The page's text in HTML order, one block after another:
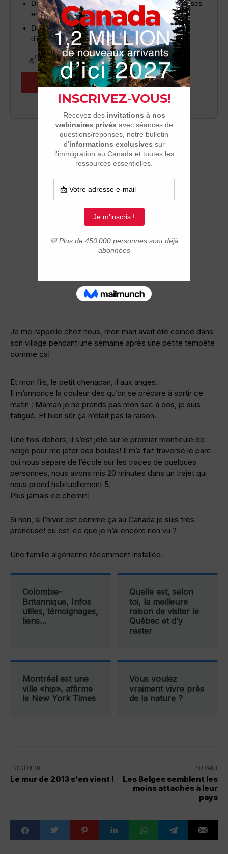
Des invitations à nos webinaires (questions/réponses
en direct)
Des outils pratiques pour réussir votre projet
d’installation
Je me rappelle chez nous, mon mari avait été coincé dans
son village pendant une semaine après une petite tempête
comme ça!
Et mon fils, le petit chenapan, il aux anges.
Il m’annonce la couleur dès qu’on se prépare à sortir ce
matin : Maman je ne prends pas mon sac à dos, je suis
fatigué. Et bien sûr ça n’était pas la raison.
Une fois dehors, il s’est jeté sur le premier monticule de
neige pour me jeter des boules! Il m’a fait traversé le parc
qui nous sépare de l’école sur les traces de quelques
personnes, nous avons mis 20 minutes dans un trajet qui
nous prend habituellement 5.
Plus jamais ce chemin!
Si non, si l’hiver est comme ça au Canada je suis très
preneuse! ou est-ce que je n’ai encore rien vu ?
Une famille algérienne récemment installée.
Colombie-
Britannique, Infos
utiles, témoignages,
liens…
Quelle est, selon
toi, la meilleure
raison de visiter le
Québec et d’y
rester
Montréal est une
ville «hip», affirme
le New York Times
Vous voulez
vraiment vivre près
de la nature ?
PRÉCÉDENT
Le mur de 2013 s'en vient !
SUIVANT
Les Belges semblent les
moins attachés à leur
pays